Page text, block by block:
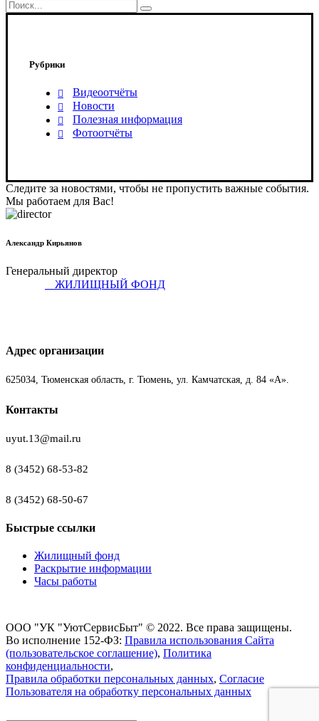
Рубрики
Видеоотчёты
Новости
Полезная информация
Фотоотчёты
Следите за новостями, чтобы не пропустить важные события.
Мы работаем для Вас!
Александр Кирьянов
Генеральный директор
ЖИЛИЩНЫЙ ФОНД
Адрес организации
625034, Тюменская область, г. Тюмень, ул. Камчатская, д. 84 «А».
Контакты
uyut.13@mail.ru
8 (3452) 68-53-82
8 (3452) 68-50-67
Быстрые ссылки
Жилищный фонд
Раскрытие информации
Часы работы
ООО "УК "УютСервисБыт" © 2022. Все права защищены.
Во исполнение 152-ФЗ: Правила использования Сайта
(пользовательское соглашение), Политика
конфиденциальности,
Правила обработки персональных данных, Согласие
Пользователя на обработку персональных данных